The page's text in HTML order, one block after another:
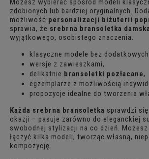
Możesz wybierać spośród modeli
zdobionych lub bardziej oryginalnych.
możliwość personalizacji biżuterii
sprawia, że srebrna bransoletka damska
wyjątkowego, osobistego znaczenia.
klasyczne modele bez
wersje z zawieszkami,
delikatnie bransoletki pozłacane,
egzemplarze z możliwością
propozycje idealne do tworzenia
Każda srebrna bransoletka sprawdzi
okazji – pasuje zarówno do eleganckiej
swobodnej stylizacji na co dzień.
łączyć kilka modeli, tworząc własną,
kompozycję.